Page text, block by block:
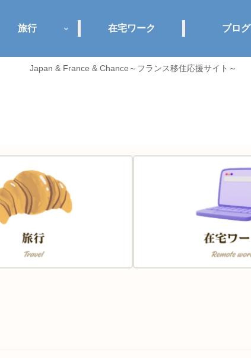
Japan & France & Chance～フランス移住応援サイト～
旅行 在宅ワーク ブログ